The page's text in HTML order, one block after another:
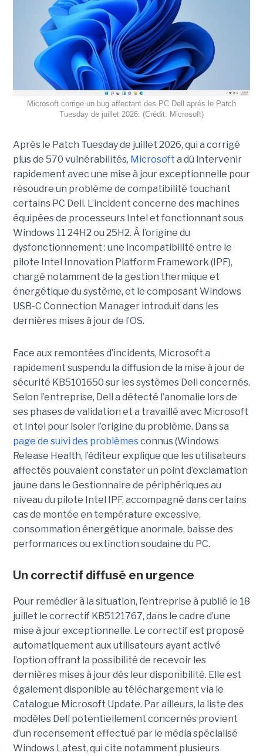
Microsoft corrige un bug affectant des PC Dell après le Patch
Tuesday de juillet 2026. (Crédit: Microsoft)
Après le Patch Tuesday de juillet 2026, qui a corrigé
plus de 570 vulnérabilités, Microsoft a dû intervenir
rapidement avec une mise à jour exceptionnelle pour
résoudre un problème de compatibilité touchant
certains PC Dell. L’incident concerne des machines
équipées de processeurs Intel et fonctionnant sous
Windows 11 24H2 ou 25H2. À l’origine du
dysfonctionnement : une incompatibilité entre le
pilote Intel Innovation Platform Framework (IPF),
chargé notamment de la gestion thermique et
énergétique du système, et le composant Windows
USB-C Connection Manager introduit dans les
dernières mises à jour de l’OS.
Face aux remontées d’incidents, Microsoft a
rapidement suspendu la diffusion de la mise à jour de
sécurité KB5101650 sur les systèmes Dell concernés.
Selon l’entreprise, Dell a détecté l’anomalie lors de
ses phases de validation et a travaillé avec Microsoft
et Intel pour isoler l’origine du problème. Dans sa
page de suivi des problèmesconnus (Windows
Release Health, l’éditeur explique que les utilisateurs
affectés pouvaient constater un point d’exclamation
jaune dans le Gestionnaire de périphériques au
niveau du pilote Intel IPF, accompagné dans certains
cas de montée en température excessive,
consommation énergétique anormale, baisse des
performances ou extinction soudaine du PC.
Un correctif diffusé en urgence
Pour remédier à la situation, l’entreprise à publié le 18
juillet le correctif KB5121767, dans le cadre d’une
mise à jour exceptionnelle. Le correctif est proposé
automatiquement aux utilisateurs ayant activé
l’option offrant la possibilité de recevoir les
dernières mises à jour dès leur disponibilité. Elle est
également disponible au téléchargement via le
Catalogue Microsoft Update. Par ailleurs, la liste des
modèles Dell potentiellement concernés provient
d’un recensement effectué par le média spécialisé
Windows Latest, qui cite notamment plusieurs